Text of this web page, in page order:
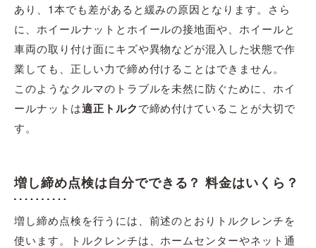
あり、1本でも差があると緩みの原因となります。さら
に、ホイールナットとホイールの接地面や、ホイールと
車両の取り付け面にキズや異物などが混入した状態で作
業しても、正しい力で締め付けることはできません。
このようなクルマのトラブルを未然に防ぐために、ホイ
ールナットは適正トルクで締め付けていることが大切で
す。
増し締め点検は自分でできる？ 料金はいくら？
増し締め点検を行うには、前述のとおりトルクレンチを
使います。トルクレンチは、ホームセンターやネット通